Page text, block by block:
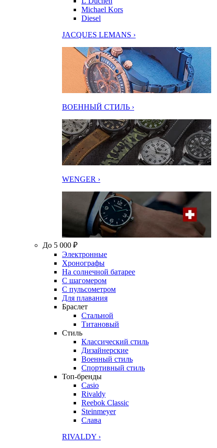
Michael Kors
Diesel
JACQUES LEMANS ›
ВОЕННЫЙ СТИЛЬ ›
WENGER ›
До 5 000 ₽
Электронные
Хронографы
На солнечной батарее
С шагомером
С пульсометром
Для плавания
Браслет
Стальной
Титановый
Стиль
Классический стиль
Дизайнерские
Военный стиль
Спортивный стиль
Топ-бренды
Casio
Rivaldy
Reebok Classic
Steinmeyer
Слава
RIVALDY ›